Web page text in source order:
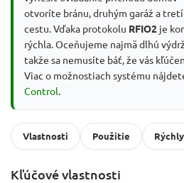
otvoríte bránu, druhým garáž a
cestu. Vďaka protokolu RFIO2 je
rýchla. Oceňujeme najmä dlhú
takže sa nemusíte báť, že vás
Viac o možnostiach systému
Control
Vlastnosti Použitie
Kľúčové vlastnosti